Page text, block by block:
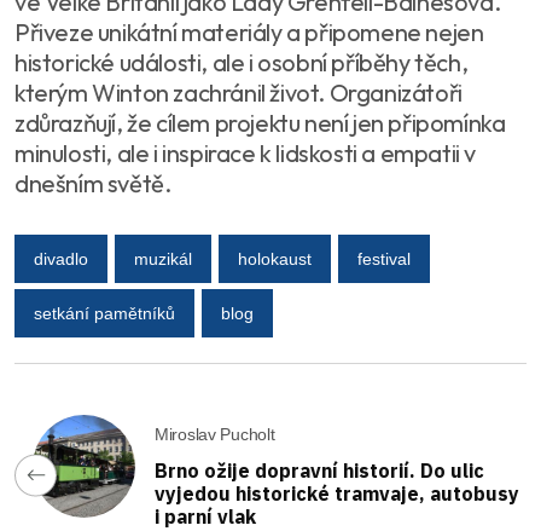
Přiveze unikátní materiály a připomene nejen
historické události, ale i osobní příběhy těch,
kterým Winton zachránil život. Organizátoři
zdůrazňují, že cílem projektu není jen připomínka
minulosti, ale i inspirace k lidskosti a empatii v
dnešním světě.
divadlo muzikál holokaust festival
setkání pamětníků blog
Miroslav Pucholt
Brno ožije dopravní historií. Do ulic
vyjedou historické tramvaje, autobusy
i parní vlak